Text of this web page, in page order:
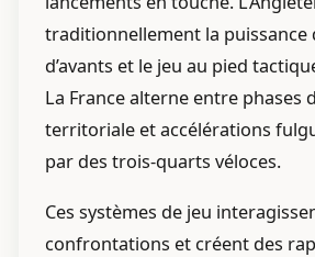
traditionnellement la puissance
d’avants et le jeu au pied
La France alterne entre phases
territoriale et accélérations
par des trois-quarts véloces.
Ces systèmes de jeu
confrontations et créent des